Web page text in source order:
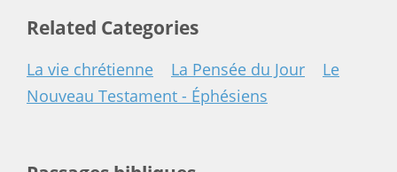
Related Categories
La vie chrétienne La Pensée du Jour
Le
Nouveau Testament - Éphésiens